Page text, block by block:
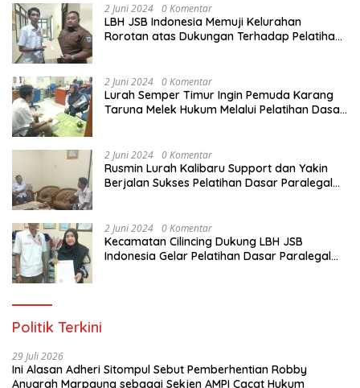
2 Juni 2024 0 Komentar
LBH JSB Indonesia Memuji Kelurahan
Rorotan atas Dukungan Terhadap Pelatihan
2 Juni 2024 0 Komentar
Lurah Semper Timur Ingin Pemuda Karang
Taruna Melek Hukum Melalui Pelatihan Dasar
2 Juni 2024 0 Komentar
Rusmin Lurah Kalibaru Support dan Yakin
Berjalan Sukses Pelatihan Dasar Paralegal
2 Juni 2024 0 Komentar
Kecamatan Cilincing Dukung LBH JSB
Indonesia Gelar Pelatihan Dasar Paralegal
Politik Terkini
29 Juli 2026
Ini Alasan Adheri Sitompul Sebut Pemberhentian Robby
Anugrah Marpaung sebagai Sekjen AMPI Cacat Hukum